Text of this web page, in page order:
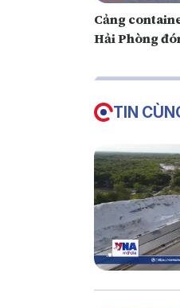
Cảng
Hải Phòng
TIN